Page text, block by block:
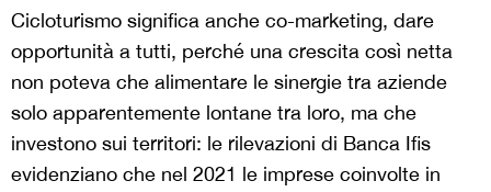
Cicloturismo significa anche co-marketing, dare
opportunità a tutti, perché una crescita così netta
non poteva che alimentare le sinergie tra aziende
solo apparentemente lontane tra loro, ma che
investono sui territori: le rilevazioni di Banca Ifis
evidenziano che nel 2021 le imprese coinvolte in